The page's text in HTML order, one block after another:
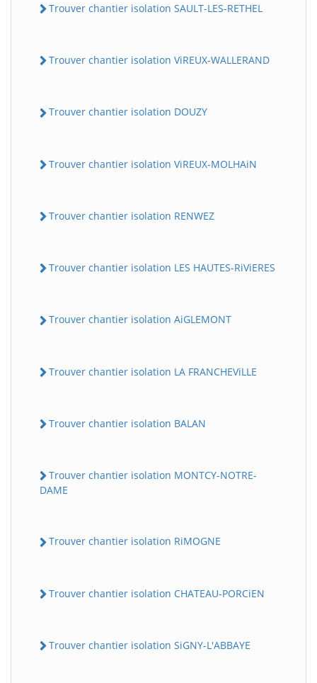
Trouver chantier isolation SAULT-LES-RETHEL
Trouver chantier isolation ViREUX-WALLERAND
Trouver chantier isolation DOUZY
Trouver chantier isolation ViREUX-MOLHAiN
Trouver chantier isolation RENWEZ
Trouver chantier isolation LES HAUTES-RiViERES
Trouver chantier isolation AiGLEMONT
Trouver chantier isolation LA FRANCHEViLLE
Trouver chantier isolation BALAN
Trouver chantier isolation MONTCY-NOTRE-
DAME
Trouver chantier isolation RiMOGNE
Trouver chantier isolation CHATEAU-PORCiEN
Trouver chantier isolation SiGNY-L'ABBAYE